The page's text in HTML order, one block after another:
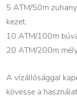
5 ATM/50m
kezet.
10 ATM/100m
20 ATM/200m
A vízállósággal
kövesse a